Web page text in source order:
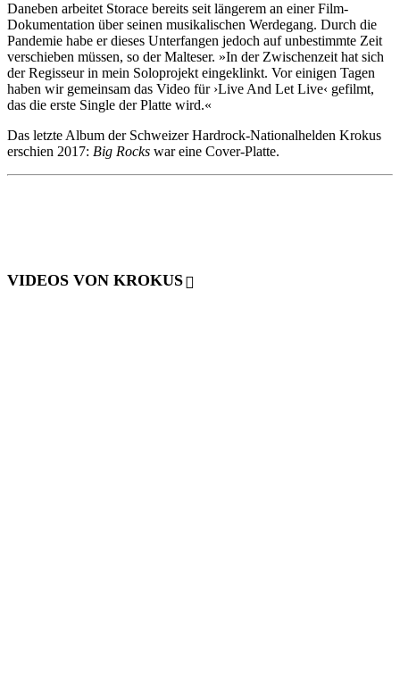
Daneben arbeitet Storace bereits seit längerem an einer Film-
Dokumentation über seinen musikalischen Werdegang. Durch die
Pandemie habe er dieses Unterfangen jedoch auf unbestimmte Zeit
verschieben müssen, so der Malteser. »In der Zwischenzeit hat sich
der Regisseur in mein Soloprojekt eingeklinkt. Vor einigen Tagen
haben wir gemeinsam das Video für ›Live And Let Live‹ gefilmt,
das die erste Single der Platte wird.«
Das letzte Album der Schweizer Hardrock-Nationalhelden Krokus
erschien 2017: Big Rocks war eine Cover-Platte.
VIDEOS VON KROKUS